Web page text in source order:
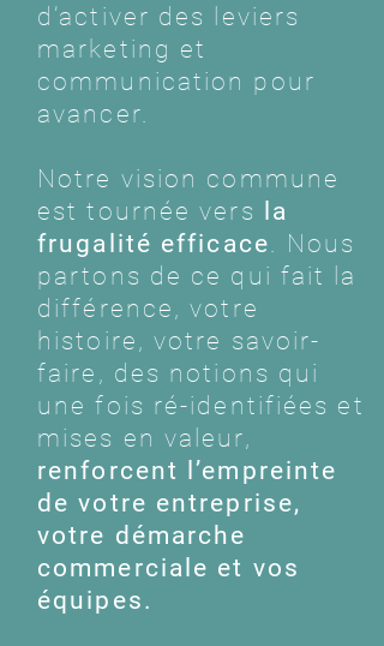
d’activer des leviers
marketing et
communication pour
avancer.
Notre vision commune
est tournée vers
la
frugalité efficace. Nous
partons de ce qui fait la
différence, votre
histoire, votre savoir-
faire, des notions qui
une fois ré-identifiées et
mises en valeur,
renforcent l’empreinte
de votre entreprise,
votre démarche
commerciale et vos
équipes.